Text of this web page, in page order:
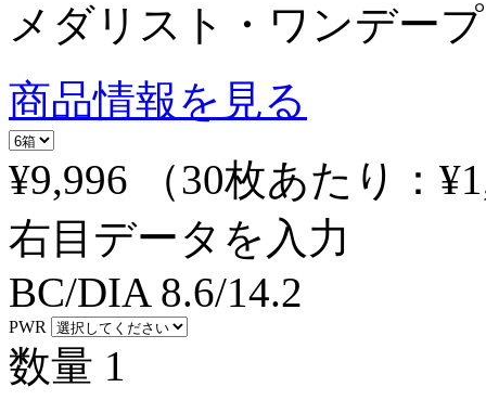
メダリスト・ワンデー
商品情報を見る
¥9,996
（30枚あたり：
右目データを入力
BC/DIA 8.6/14.2
PWR
数量 1